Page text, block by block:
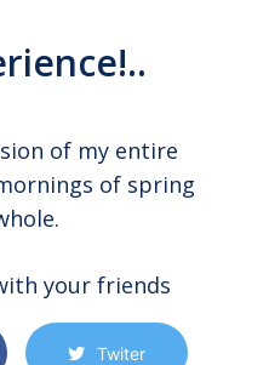
of my entire
of spring
your friends
Twiter